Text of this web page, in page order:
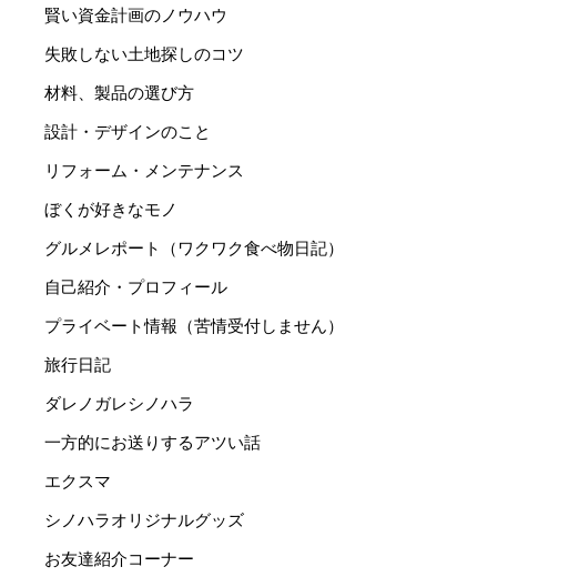
賢い資金計画のノウハウ
失敗しない土地探しのコツ
材料、製品の選び方
設計・デザインのこと
リフォーム・メンテナンス
ぼくが好きなモノ
グルメレポート（ワクワク食べ物日記）
自己紹介・プロフィール
プライベート情報（苦情受付しません）
旅行日記
ダレノガレシノハラ
一方的にお送りするアツい話
エクスマ
シノハラオリジナルグッズ
お友達紹介コーナー